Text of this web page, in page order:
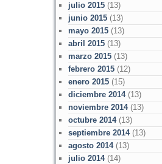
julio 2015(13)
junio 2015(13)
mayo 2015(13)
abril 2015(13)
marzo 2015(13)
febrero 2015(12)
enero 2015(15)
diciembre 2014(13)
noviembre 2014(13)
octubre 2014(13)
septiembre 2014(13)
agosto 2014(13)
julio 2014(14)